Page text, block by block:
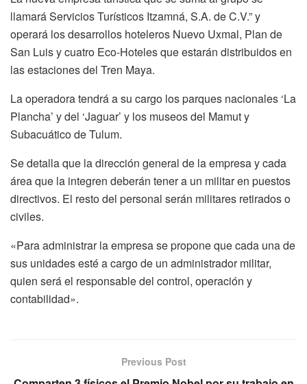
llamará Servicios Turísticos Itzamná, S.A. de C.V.” y
operará los desarrollos hoteleros Nuevo Uxmal, Plan de
San Luis y cuatro Eco-Hoteles que estarán distribuidos en
las estaciones del Tren Maya.
La operadora tendrá a su cargo los parques nacionales ‘La
Plancha’ y del ‘Jaguar’ y los museos del Mamut y
Subacuático de Tulum.
Se detalla que la dirección general de la empresa y cada
área que la integren deberán tener a un militar en puestos
directivos. El resto del personal serán militares retirados o
civiles.
«Para administrar la empresa se propone que cada una de
sus unidades esté a cargo de un administrador militar,
quien será el responsable del control, operación y
contabilidad».
Previous Post